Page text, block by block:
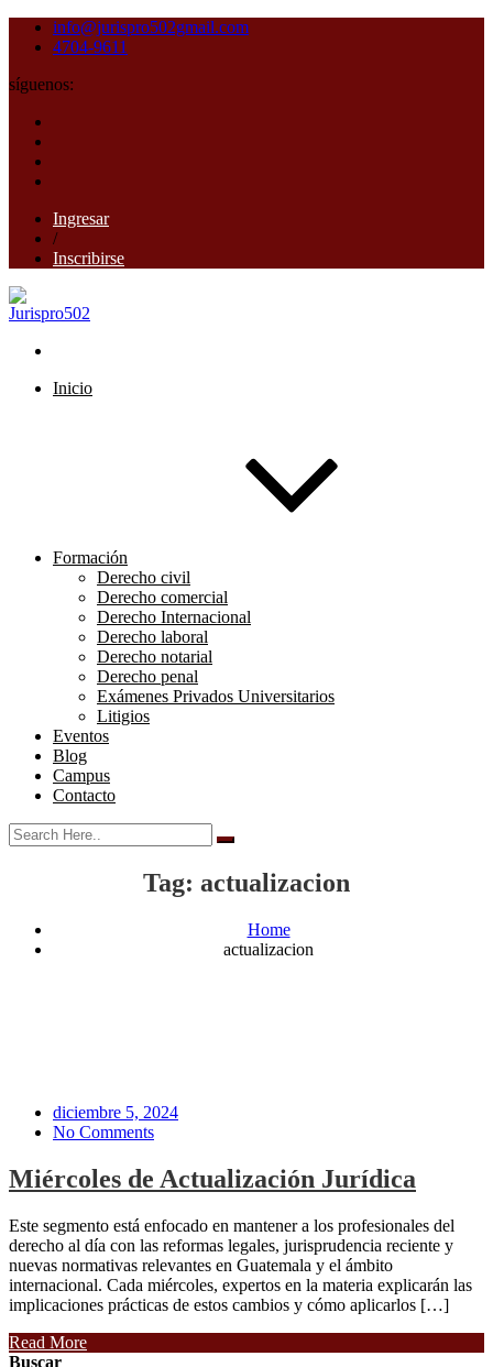
info@jurispro502gmail.com
4704-9611
síguenos:
Ingresar
/
Inscribirse
Inicio
Formación
Derecho civil
Derecho comercial
Derecho Internacional
Derecho laboral
Derecho notarial
Derecho penal
Exámenes Privados Universitarios
Litigios
Eventos
Blog
Campus
Contacto
Tag: actualizacion
Home
actualizacion
Posted
on
diciembre 5, 2024
No Comments
Miércoles de Actualización Jurídica
Este segmento está enfocado en mantener a los profesionales del
derecho al día con las reformas legales, jurisprudencia reciente y
nuevas normativas relevantes en Guatemala y el ámbito
internacional. Cada miércoles, expertos en la materia explicarán las
implicaciones prácticas de estos cambios y cómo aplicarlos […]
Read More
Buscar